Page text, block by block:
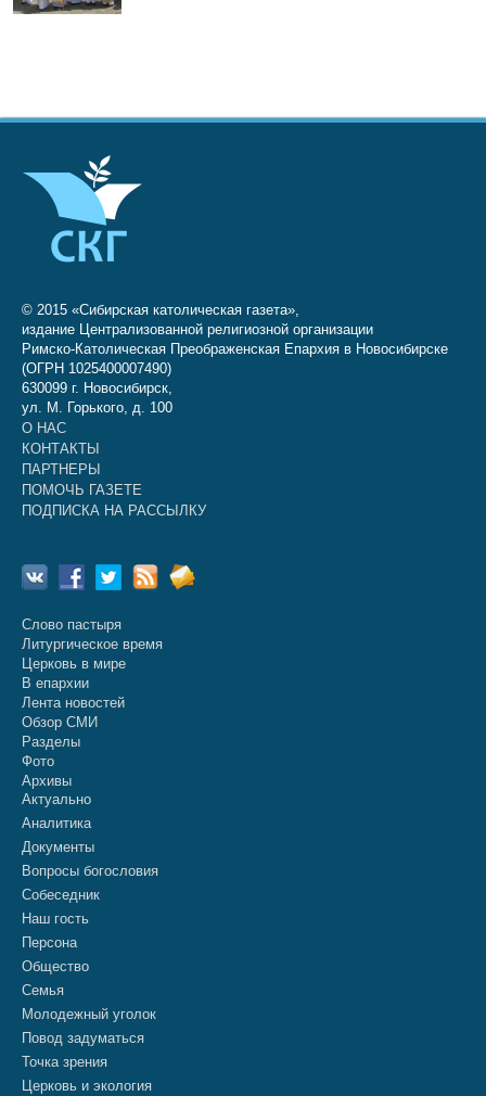
© 2015 «Сибирская католическая газета»,
издание Централизованной религиозной организации
Римско-Католическая Преображенская Епархия в Новосибирске
(ОГРН 1025400007490)
630099 г. Новосибирск,
ул. М. Горького, д. 100
О НАС
КОНТАКТЫ
ПАРТНЕРЫ
ПОМОЧЬ ГАЗЕТЕ
ПОДПИСКА НА РАССЫЛКУ
Слово пастыря
Литургическое время
Церковь в мире
В епархии
Лента новостей
Обзор СМИ
Разделы
Фото
Архивы
Актуально
Аналитика
Документы
Вопросы богословия
Собеседник
Наш гость
Персона
Общество
Семья
Молодежный уголок
Повод задуматься
Точка зрения
Церковь и экология